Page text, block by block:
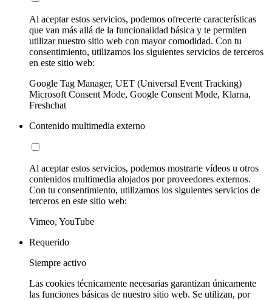
Al aceptar estos servicios, podemos ofrecerte características
que van más allá de la funcionalidad básica y te permiten
utilizar nuestro sitio web con mayor comodidad. Con tu
consentimiento, utilizamos los siguientes servicios de terceros
en este sitio web:
Google Tag Manager, UET (Universal Event Tracking)
Microsoft Consent Mode, Google Consent Mode, Klarna,
Freshchat
Contenido multimedia externo
Al aceptar estos servicios, podemos mostrarte vídeos u otros
contenidos multimedia alojados por proveedores externos.
Con tu consentimiento, utilizamos los siguientes servicios de
terceros en este sitio web:
Vimeo, YouTube
Requerido
Siempre activo
Las cookies técnicamente necesarias garantizan únicamente
las funciones básicas de nuestro sitio web. Se utilizan, por